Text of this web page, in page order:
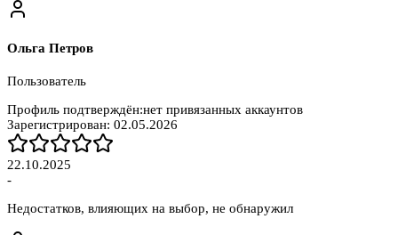
Ольга Петров
Пользователь
Профиль подтверждён:нет привязанных аккаунтов
Зарегистрирован: 02.05.2026
22.10.2025
-
Недостатков, влияющих на выбор, не обнаружил